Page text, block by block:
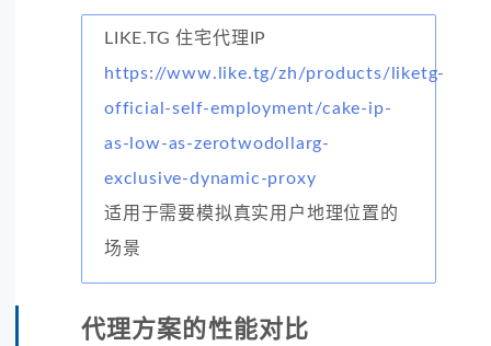
LIKE.TG 住宅代理IP
https://www.like.tg/zh/products/liketg-
official-self-employment/cake-ip-
as-low-as-zerotwodollarg-
exclusive-dynamic-proxy
适用于需要模拟真实用户地理位置的
场景
代理方案的性能对比